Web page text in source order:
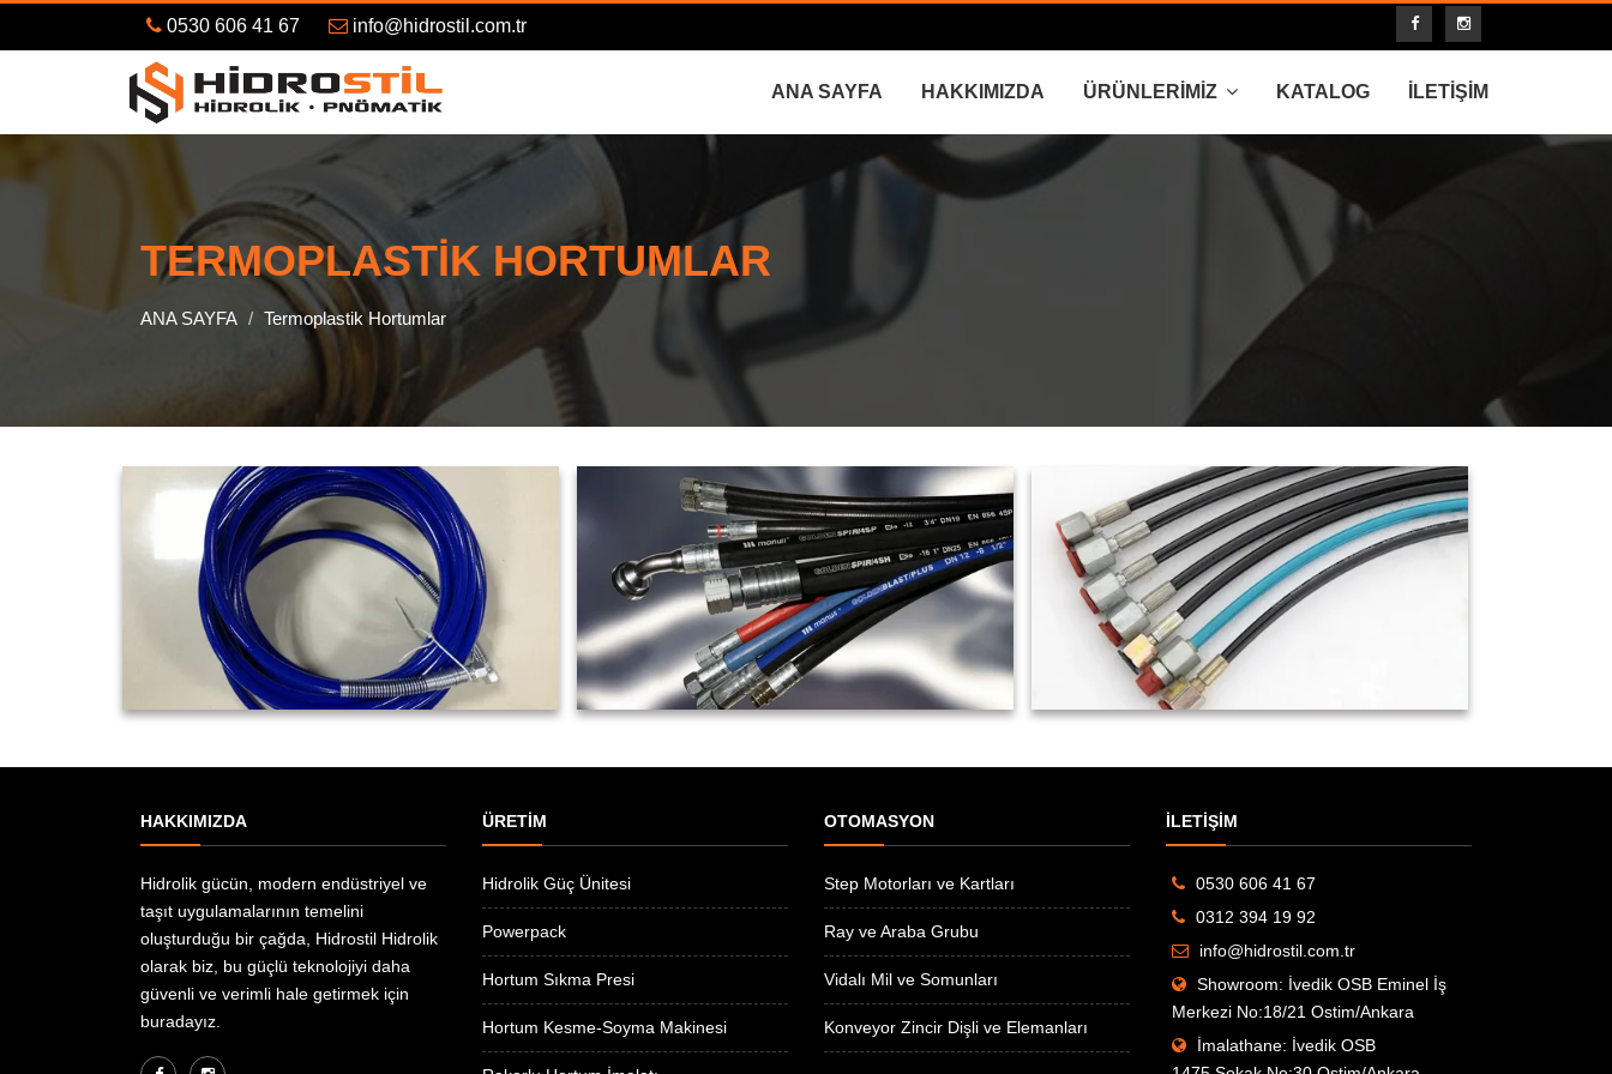
0530 606 41 67 info@hidrostil.com.tr
ANA SAYFA HAKKIMIZDA ÜRÜNLERİMİZ KATALOG İLETİŞİM
TERMOPLASTIK HORTUMLAR
ANA SAYFA Termoplastik Hortumlar
HAKKIMIZDA
Hidrolik gücün, modern endüstriyel ve
taşıt uygulamalarının temelini
oluşturduğu bir çağda, Hidrostil Hidrolik
olarak biz, bu güçlü teknolojiyi daha
güvenli ve verimli hale getirmek için
buradayız.
ÜRETİM
Hidrolik Güç Ünitesi
Powerpack
Hortum Sıkma Presi
Hortum Kesme-Soyma Makinesi
OTOMASYON
Step Motorları ve Kartları
Ray ve Araba Grubu
Vidalı Mil ve Somunları
Konveyor Zincir Dişli ve Elemanları
İLETİŞİM
0530 606 41 67
0312 394 19 92
info@hidrostil.com.tr
Showroom: İvedik OSB Eminel İş
Merkezi No:18/21 Ostim/Ankara
İmalathane: İvedik OSB